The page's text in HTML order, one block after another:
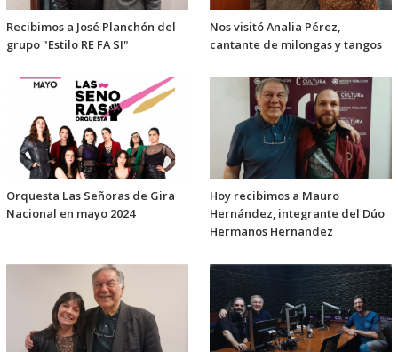
Recibimos a José Planchón del
grupo "Estilo RE FA SI"
Nos visitó Analia Pérez,
cantante de milongas y tangos
Orquesta Las Señoras de Gira
Nacional en mayo 2024
Hoy recibimos a Mauro
Hernández, integrante del Dúo
Hermanos Hernandez